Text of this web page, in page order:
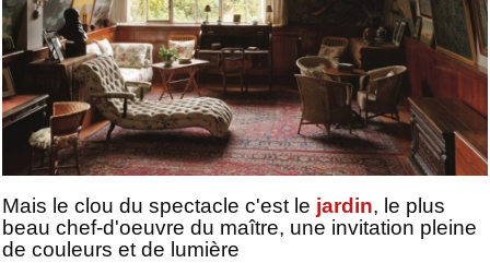
Mais le clou du spectacle c'est le jardin, le plus
beau chef-d'oeuvre du maître, une invitation pleine
de couleurs et de lumière